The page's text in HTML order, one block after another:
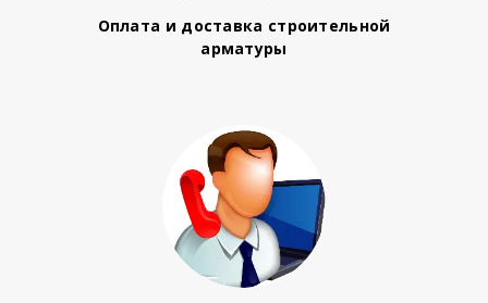
Оплата и доставка строительной
арматуры